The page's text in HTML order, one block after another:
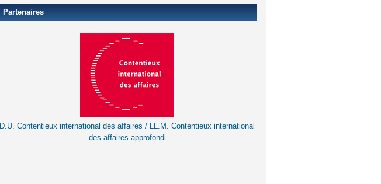
Partenaires
D.U. Contentieux international des affaires / LL.M. Contentieux international
des affaires approfondi